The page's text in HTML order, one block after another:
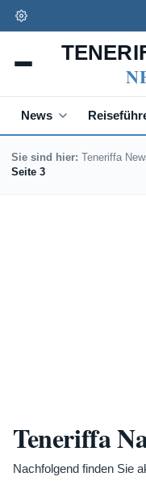
News
Sie sind hier: Teneriffa
Seite 3
Teneriffa
Nachfolgend finden Sie
Teneriffa News
Schneller lesen, Push